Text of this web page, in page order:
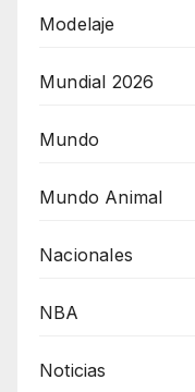
Modelaje
Mundial 2026
Mundo
Mundo Animal
Nacionales
NBA
Noticias